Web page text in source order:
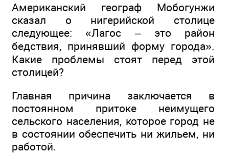
Американский географ Мобогунжи
сказал о нигерийской столице
следующее: «Лагос – это район
бедствия, принявший форму города».
Какие проблемы стоят перед этой
столицей?
Главная причина заключается в
постоянном притоке неимущего
сельского населения, которое город не
в состоянии обеспечить ни жильем, ни
работой.